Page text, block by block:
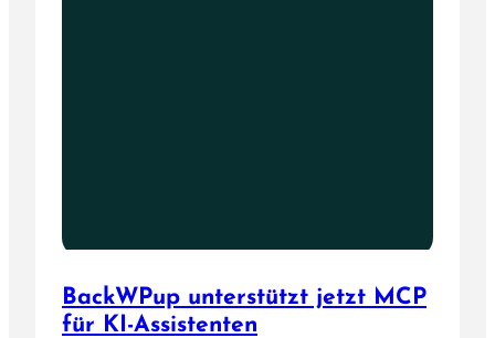
BackWPup unterstützt jetzt MCP
für KI-Assistenten